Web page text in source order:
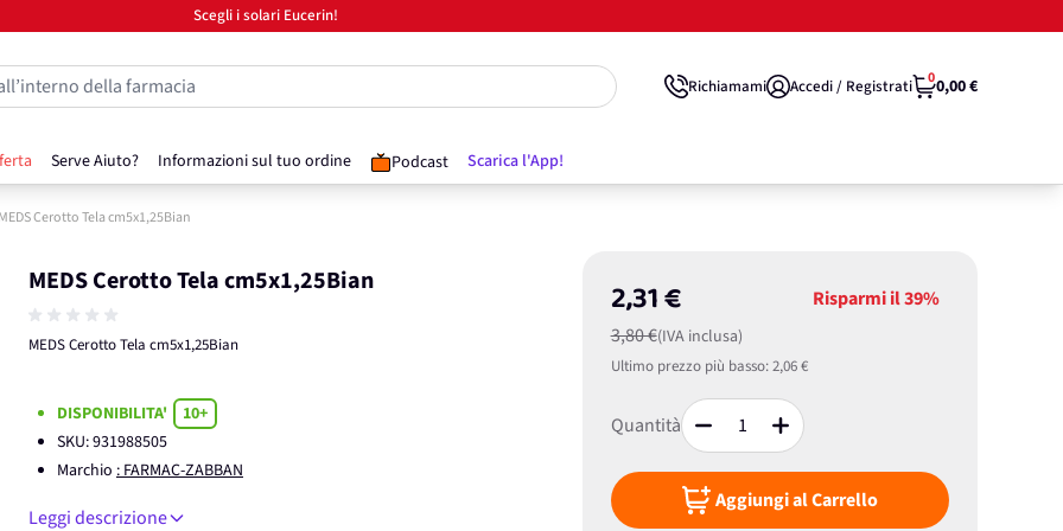
Scegli i solari Eucerin!
Serve Aiuto? Informazioni sul tuo ordine Podcast Scarica l'App!
della farmacia Richiamami Accedi / Registrati 00,00 €
MEDS Cerotto Tela cm5x1,25Bian
MEDS Cerotto Tela cm5x1,25Bian
MEDS Cerotto Tela cm5x1,25Bian
2,31 €
3,80 €(IVA inclusa)
Risparmi il39%
Ultimo prezzo più basso:2,06 €
Quantità
Aggiungi al Carrello
DISPONIBILITA'
10+
SKU:931988505
Marchio : FARMAC-ZABBAN
Leggi descrizione